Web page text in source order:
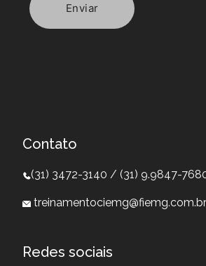
Contato
(31) 3472-3140 / (31) 9.9847-
treinamentociemg@fiemg.com.br
Redes sociais